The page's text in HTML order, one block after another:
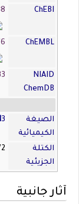
ChEBI
ChEMBL
NIAID
ChemDB
الصيغة
الكيميائية
3
الكتلة
الجزيئية
آثار جانبية